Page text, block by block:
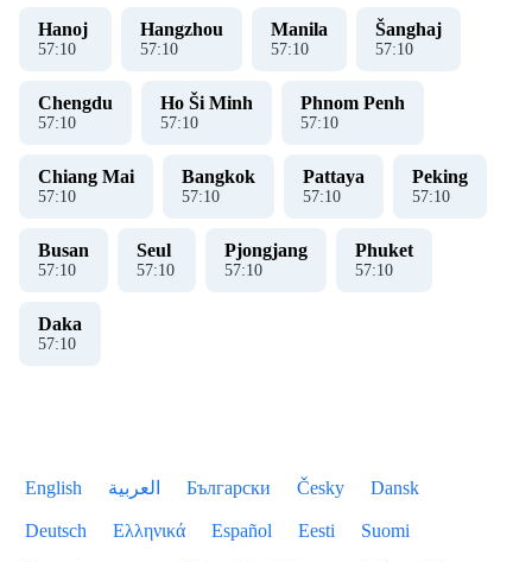
Hanoj ​​
57:11
Hangzhou
57:11
Manila
57:11
Šanghaj
57:11
Chengdu
57:11
Ho Ši Minh
57:11
Phnom Penh
57:11
Chiang Mai
57:11
Bangkok
57:11
Pattaya
57:11
Peking
57:11
Busan
57:11
Seul
57:11
Pjongjang
57:11
Phuket
57:11
Daka
57:11
English العربية Български Česky Dansk
Deutsch Ελληνικά Español Eesti Suomi